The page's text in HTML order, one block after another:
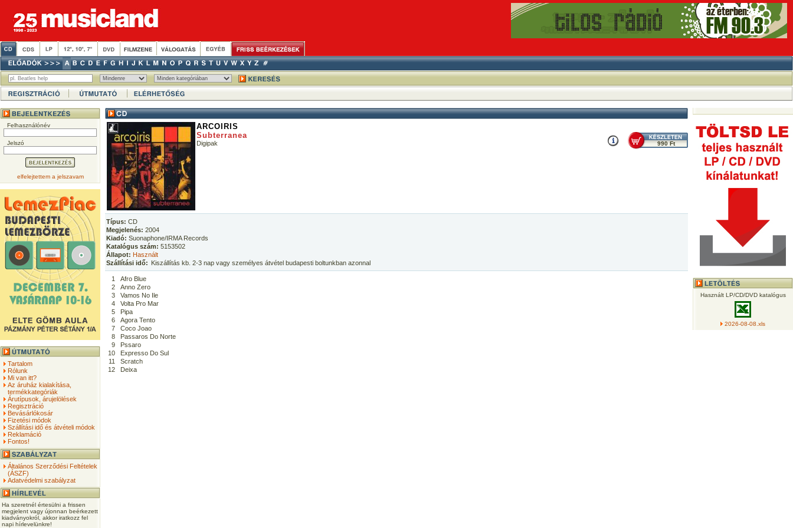
Felhasználónév
Jelszó
elfelejtettem a jelszavam
Tartalom
Rólunk
Mi van itt?
Az áruház kialakítása,
termékkategóriák
Árutípusok, árujelölések
Regisztráció
Bevásárlókosár
Fizetési módok
Szállítási idő és átvételi módok
Reklamáció
Fontos!
Általános Szerződési Feltételek
(ÁSZF)
Adatvédelmi szabályzat
Ha szeretnél értesülni a frissen
megjelent vagy újonnan beérkezett
kiadványokról, akkor iratkozz fel
napi hírlevelünkre!
ARCOIRIS
Subterranea
Digipak 990 Ft
Típus: CD
Megjelenés: 2004
Kiadó: Suonaphone/IRMA Records
Katalógus szám: 5153502
Állapot: Használt
Szállítási idő: Kiszállítás kb. 2-3 nap vagy személyes átvétel budapesti boltunkban azonnal
1
Afro Blue
2
Anno Zero
3
Vamos No Ile
4
Volta Pro Mar
5
Pipa
6
Agora Tento
7
Coco Joao
8
Passaros Do Norte
9
Pssaro
10
Expresso Do Sul
11
Scratch
12
Deixa
Használt LP/CD/DVD katalógus
2026-08-08.xls